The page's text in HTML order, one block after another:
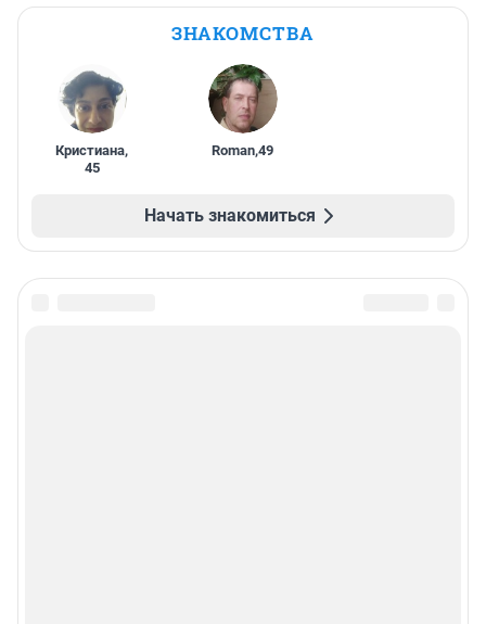
ЗНАКОМСТВА
Кристиана,
45
Roman,49
Начать знакомиться